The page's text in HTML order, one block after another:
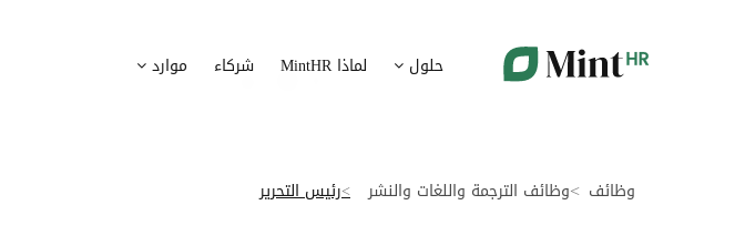
حلول لماذا MintHR شركاء موارد
وظائف وظائف الترجمة واللغات والنشر رئيس التحرير
بيانات الموارد البشرية ممركزة في بوابة واحدة قم برقمنة عملية التوظيف الخاصة بك